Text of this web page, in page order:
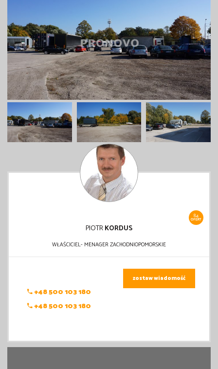
84
OFERT
PIOTRKORDUS
WŁAŚCICIEL- MENAGER ZACHODNIOPOMORSKIE
+48 500 103 180
+48 500 103 180
zostaw wiadomość